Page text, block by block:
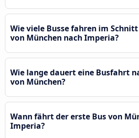
Wie viele Busse fahren im Schnitt
von München nach Imperia?
Wie lange dauert eine Busfahrt
von München?
Wann fährt der erste Bus von
Imperia?